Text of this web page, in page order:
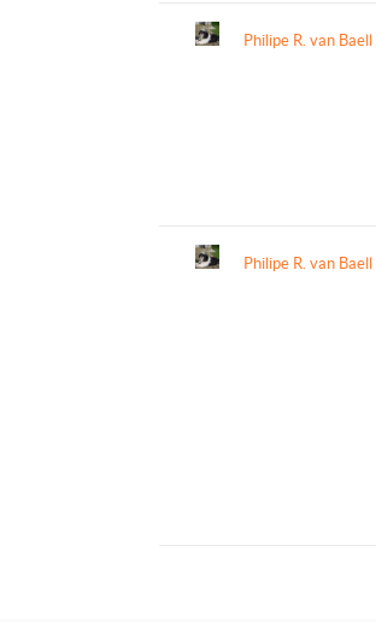
Philipe R. van Baell
Philipe R. van Baell